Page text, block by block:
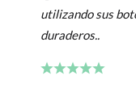
utilizando sus
duraderos..